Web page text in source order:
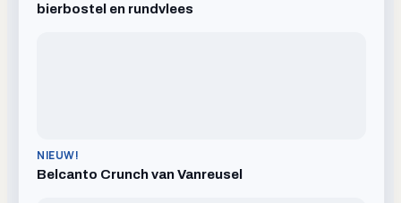
bierbostel en rundvlees
NIEUW!
Belcanto Crunch van Vanreusel